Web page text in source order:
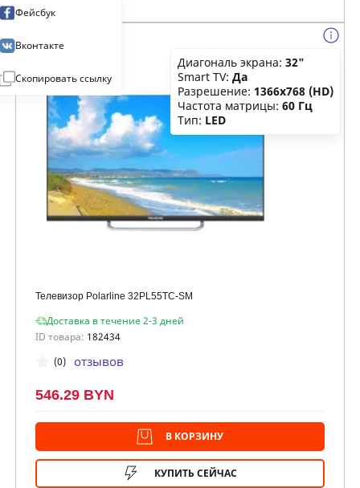
Фейсбук
Вконтакте
Скопировать ссылку
Телевизор Polarline 32PL55TC-SM
Доставка в течение 2-3 дней
ID товара: 182434
Диагональ экрана: 32"
Smart TV: Да
Разрешение: 1366x768 (HD)
Частота матрицы: 60 Гц
Тип: LED
(0) отзывов
546.29 BYN
В КОРЗИНУ
КУПИТЬ СЕЙЧАС